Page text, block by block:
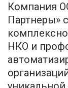
Компания
Партнеры»
НКО и